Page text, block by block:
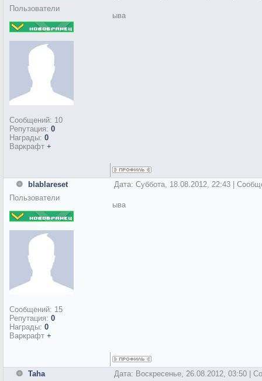
Пользователи
Сообщений: 10
Репутация: 0
Награды: 0
Варкрафт +
ыва
blablareset
Дата: Суббота, 18.08.2012, 22:43 |
Пользователи
Сообщений: 15
Репутация: 0
Награды: 0
Варкрафт +
ыва
Taha
Дата: Воскресенье, 26.08.2012, 03:50 |